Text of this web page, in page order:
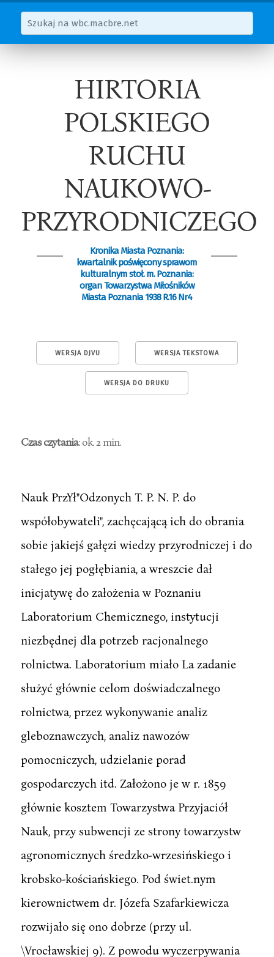
HIRTORIA
POLSKIEGO
RUCHU
NAUKOWO-
PRZYRODNICZEGO
Kronika Miasta Poznania:
kwartalnik poświęcony sprawom
kulturalnym stoł. m. Poznania:
organ Towarzystwa Miłośników
Miasta Poznania 1938 R.16 Nr4
WERSJA DJVU WERSJA TEKSTOWA
WERSJA DO DRUKU
Czas czytania: ok. 2 min.
Nauk PrzYł"Odzonych T. P. N. P. do
współobywateli", zachęcającą ich do obrania
sobie jakiejś gałęzi wiedzy przyrodniczej i do
stałego jej pogłębiania, a wreszcie dał
inicjatywę do założenia w Poznaniu
Laboratorium Chemicznego, instytucji
niezbędnej dla potrzeb racjonalnego
rolnictwa. Laboratorium miało La zadanie
służyć głównie celom doświadczalnego
rolnictwa, przez wykonywanie analiz
gleboznawczych, analiz nawozów
pomocniczych, udzielanie porad
gospodarczych itd. Założono je w r. 1859
głównie kosztem Towarzystwa Przyjaciół
Nauk, przy subwencji ze strony towarzystw
agronomicznych średzko-wrzesińskiego i
krobsko-kościańskiego. Pod świet.nym
kierownictwem dr. Józefa Szafarkiewicza
rozwijało się ono dobrze (przy ul.
\Vrocławskiej 9). Z powodu wyczerpywania